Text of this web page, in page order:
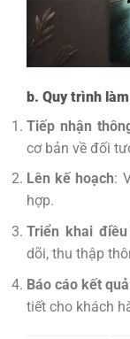
b. Quy trình
Tiếp nhận
cơ bản về đối
Lên kế hoạch:
hợp.
Triển khai
dõi, thu thập
Báo cáo kết quả
tiết cho khách